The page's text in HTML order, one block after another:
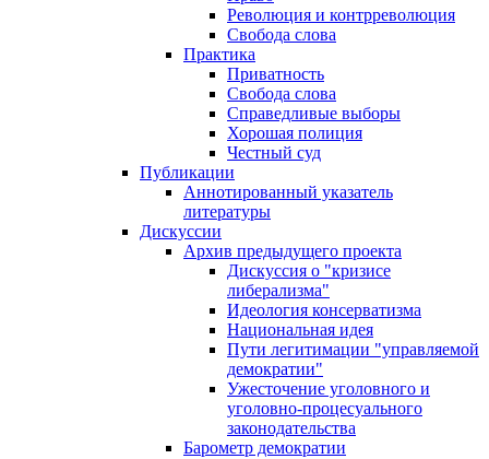
Революция и контрреволюция
Свобода слова
Практика
Приватность
Свобода слова
Справедливые выборы
Хорошая полиция
Честный суд
Публикации
Аннотированный указатель
литературы
Дискуссии
Архив предыдущего проекта
Дискуссия о "кризисе
либерализма"
Идеология консерватизма
Национальная идея
Пути легитимации "управляемой
демократии"
Ужесточение уголовного и
уголовно-процесуального
законодательства
Барометр демократии